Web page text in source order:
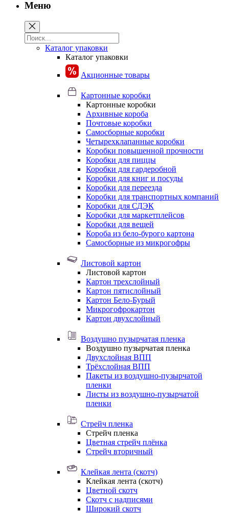
Меню
Каталог упаковки
Каталог упаковки
Акционные товары
Картонные коробки
Картонные коробки
Архивные короба
Почтовые коробки
Самосборные коробки
Четырехклапанные коробки
Коробки повышенной прочности
Коробки для пиццы
Коробки для гардеробной
Коробки для книг и посуды
Коробки для переезда
Коробки для транспортных компаний
Коробки для СДЭК
Коробки для маркетплейсов
Коробки для вещей
Короба из бело-бурого картона
Самосборные из микрогофры
Листовой картон
Листовой картон
Картон трехслойный
Картон пятислойный
Картон Бело-Бурый
Микрогофрокартон
Картон двухслойный
Воздушно пузырчатая пленка
Воздушно пузырчатая пленка
Двухслойная ВПП
Трёхслойная ВПП
Пакеты из воздушно-пузырчатой
пленки
Листы из воздушно-пузырчатой
пленки
Стрейч пленка
Стрейч пленка
Цветная стрейч плёнка
Стрейч вторичный
Клейкая лента (скотч)
Клейкая лента (скотч)
Цветной скотч
Скотч с надписями
Широкий скотч